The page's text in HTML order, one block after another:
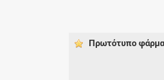
Πρωτότυπο